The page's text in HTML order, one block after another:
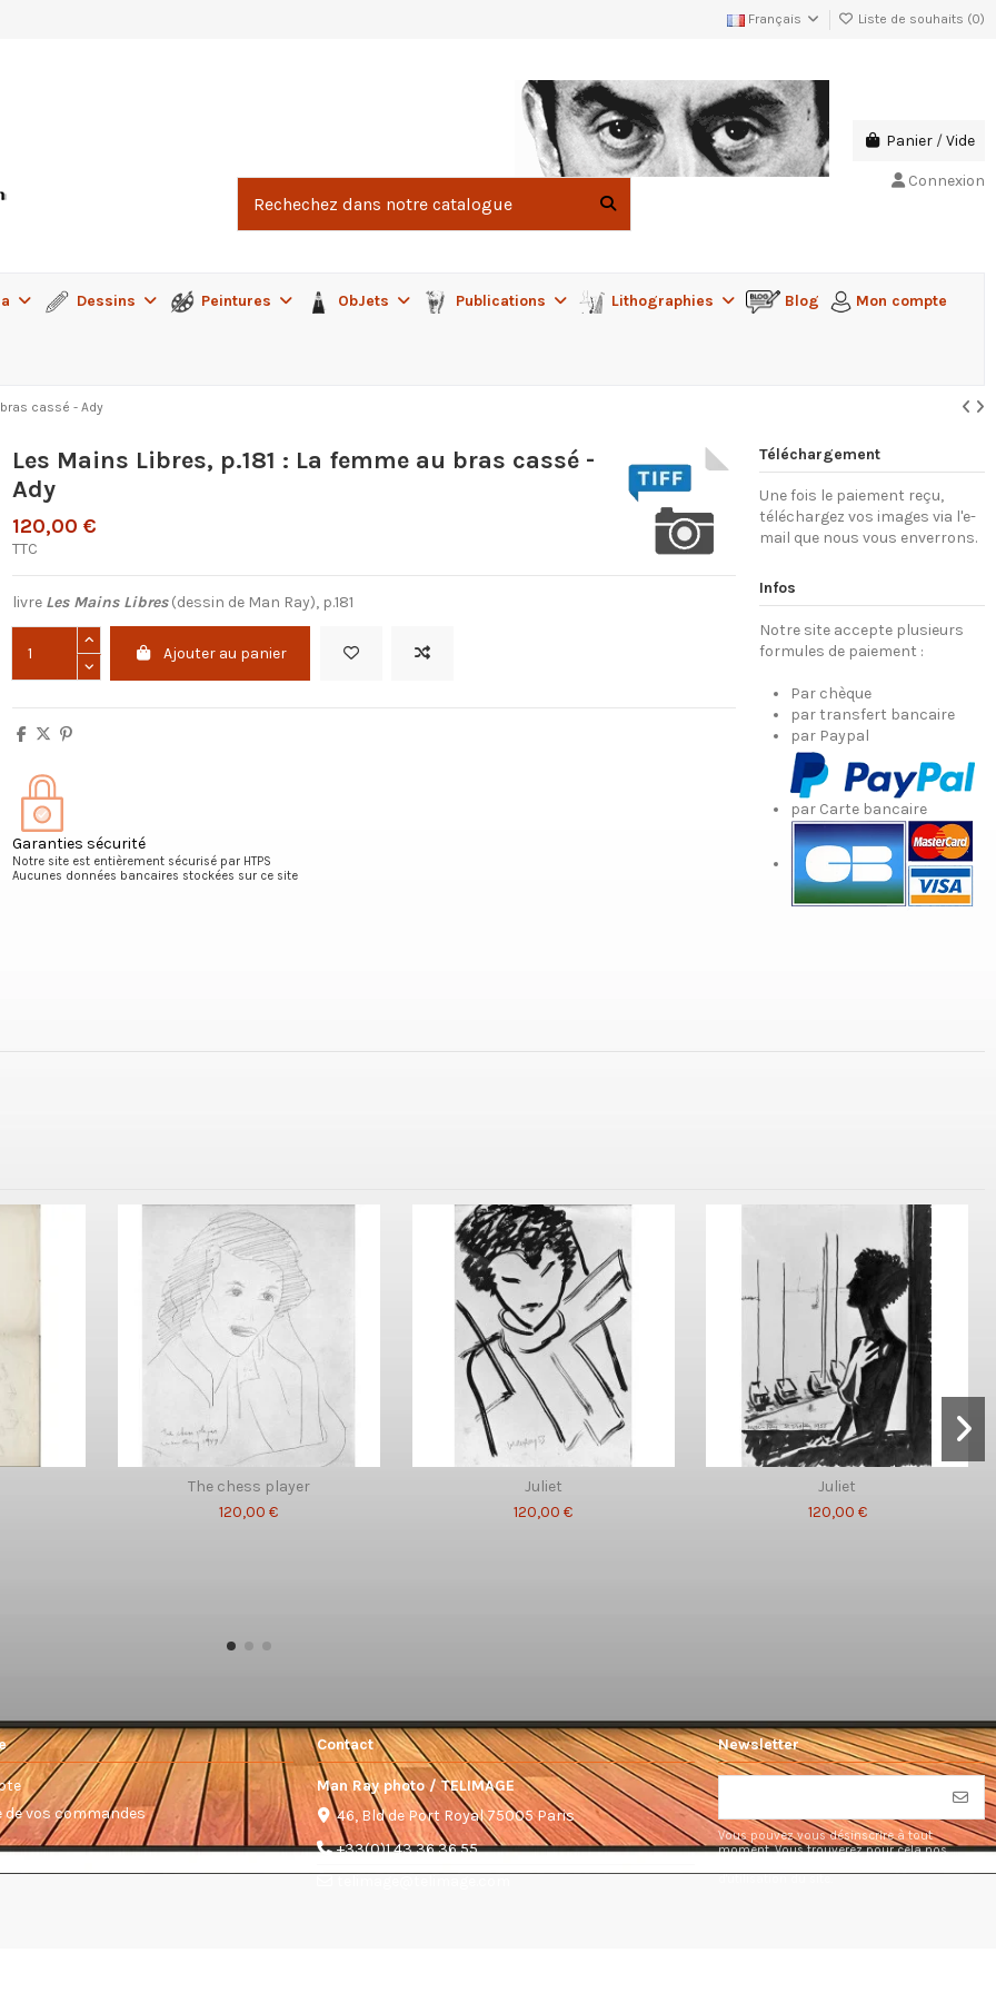
Français Liste de souhaits (0)
Panier /Vide
Connexion
Dessins Peintures ObJets Publications Lithographies Blog Mon compte
cassé - Ady
Les Mains Libres, p.181 : La femme au bras cassé -
Ady
120,00 €
TTC
livre Les Mains Libres(dessin de Man Ray), p.181
Ajouter au panier
Garanties sécurité
Notre site est entièrement sécurisé par HTPS
Aucunes données bancaires stockées sur ce site
Téléchargement
Une fois le paiement reçu,
téléchargez vos images via l'e-
mail que nous vous enverrons.
Infos
Notre site accepte plusieurs
formules de paiement :
Par chèque
par transfert bancaire
par Paypal
par Carte bancaire
The chess player
120,00 €
Juliet
120,00 €
Juliet
120,00 €
de vos commandes
Contact
Man Ray photo / TELIMAGE
46, Bld de Port Royal 75005 Paris
+33(0)1 43 36 36 55
Newsletter
Vous pouvez vous désinscrire à tout
moment. Vous trouverez pour cela nos
d'utilisation du site.